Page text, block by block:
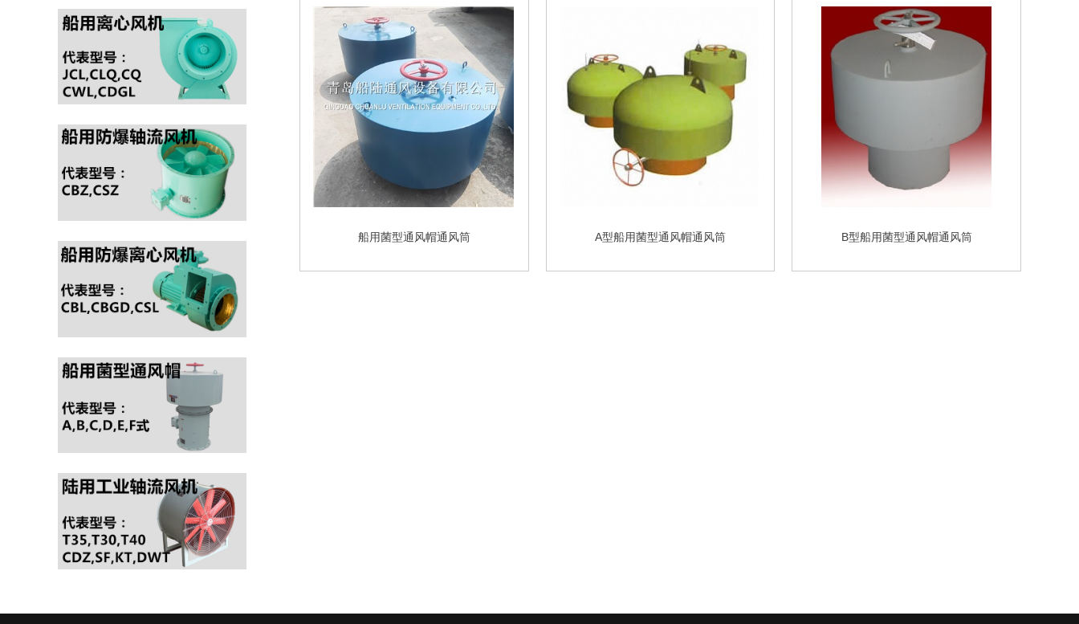
机是按照国标...
流通风机适用于船舶上各种
舱室的通风换气，也可应用
于其他适当的场合。FA系
列船用轴流通风机按照
GB1186...
CQ系列船用离心通风机
（以下简称通风机）可输
送空气，含有盐雾的海洋
空气和含有油雾等腐蚀性
空气，通风机适用于船舶
上各种舱室的通风换气、
他适当的场合。 CQ系列船
用离心通风机是按照...
CWL系列船用小型离心通风
海洋空气和含有油雾等腐蚀
性空气。 本型风机适用于
军船与民船上的厨房、厕
所、舱壁、公共场所。
CWL型船用小型离心通风机
如配用防爆电机，既可输送
易燃...
CGDL系列船用高效率低噪
音离心通风机(以下简称通
风机)是一种新型节能、低
噪声船用产品。通风机通过
高（>80%）、噪音低、不
会超载、运转平稳和满足舰
船条件要求等特点，它适用
于各...
CBZ系列船用防爆轴流通风
机（以下简称“防爆通风
机”）是按照GB11800《舰
船用防爆轴流通风机》、
GB3836.1－2000《爆炸性
环境用防爆电气设备》中的
1通用要求、GB3836.2－
CBZT系列船用防爆轴流通
风机（以下简称“防爆通风
船用防爆轴流通风机》、
GB3836.1－2000《爆炸性
环境用防爆电气设备》中的
1通用要求、GB3836.2－
2000《...
通风机（以下简称“防爆通
风机”）是按照GB11799-
89《舰船用防爆离心通风
机》、GB3836.1－
电气设备》中的1通用要
求、GB3836.2－20...
可输送空气、含有盐雾的
海洋空气和含有少量油雾
等的腐蚀性空气，JCZ系
列船用轴流通风机适用于
船舶上各种舱室的通风换
气，也可应用于其他适当
的场合。JCZ系列船用轴
CZF系列船用轴流通风机
是一种新型的节能、低噪
声风机，它适用于各种舰
系列船用轴流通风机具有
船用菌型通风帽通风筒 A型船用菌型通风帽通风筒 B型船用菌型通风帽通风筒